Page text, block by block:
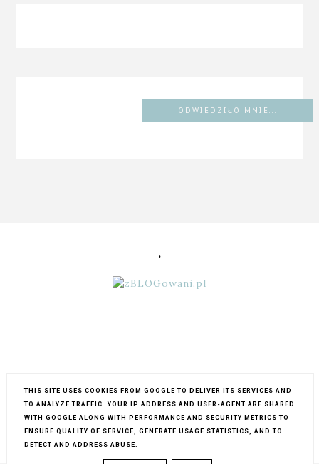
ODWIEDZIŁO MNIE...
.
MY LIFESTYLE...
BLOG DESIGN:
THIS SITE USES COOKIES FROM GOOGLE TO DELIVER ITS SERVICES AND
TO ANALYZE TRAFFIC. YOUR IP ADDRESS AND USER-AGENT ARE SHARED
WITH GOOGLE ALONG WITH PERFORMANCE AND SECURITY METRICS TO
ENSURE QUALITY OF SERVICE, GENERATE USAGE STATISTICS, AND TO
DETECT AND ADDRESS ABUSE.